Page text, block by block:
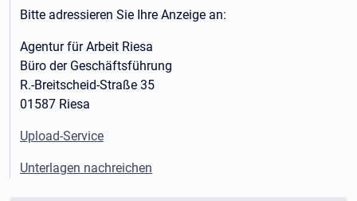
Bitte adressieren Sie Ihre Anzeige an:
Agentur für Arbeit Riesa
Büro der Geschäftsführung
R.-Breitscheid-Straße 35
01587 Riesa
Upload-Service
Unterlagen nachreichen